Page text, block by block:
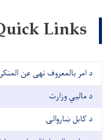
Links
د امر بالمعروف نهی عن
د مالیي وزارت
د کابل ښاروالۍ